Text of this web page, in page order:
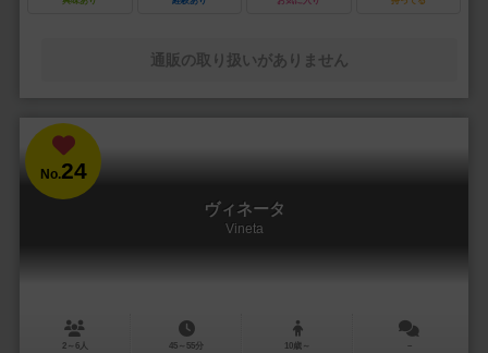
通販の取り扱いがありません
No.24
ヴィネータ
Vineta
2～6人 45～55分 10歳～ －